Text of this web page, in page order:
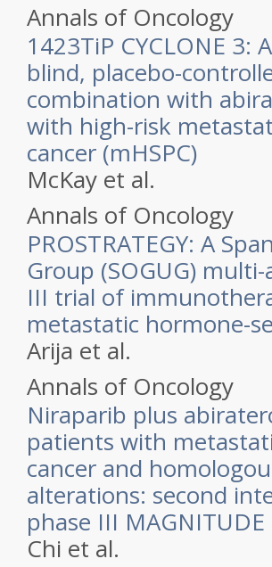
Annals of Oncology
1423TiP CYCLONE 3:
blind, placebo-
combination with
with high-risk
cancer (mHSPC)
McKay et al.
Annals of Oncology
PROSTRATEGY: A
Group (SOGUG)
III trial of
metastatic hormone-
Arija et al.
Annals of Oncology
Niraparib plus
patients with
cancer and
alterations: second
phase III
Chi et al.